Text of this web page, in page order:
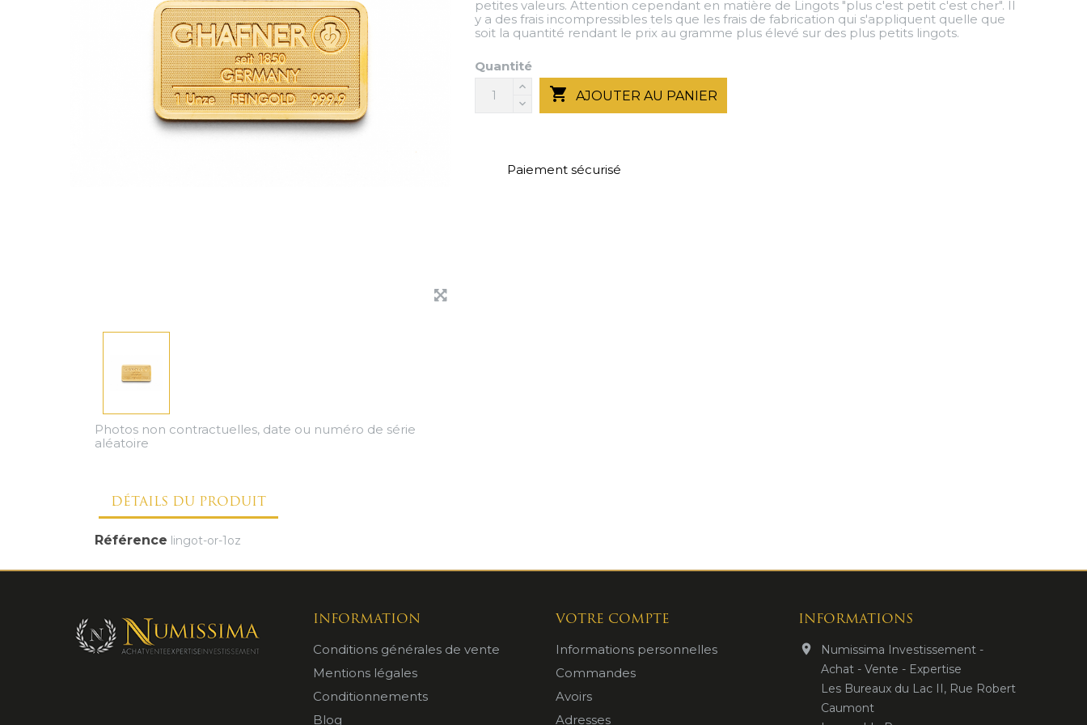
Photos non contractuelles, date ou numéro de série
aléatoire
petites valeurs. Attention cependant en matière de Lingots "plus c'est petit c'est cher". Il
y a des frais incompressibles tels que les frais de fabrication qui s'appliquent quelle que
soit la quantité rendant le prix au gramme plus élevé sur des plus petits lingots.
Quantité
 AJOUTER AU PANIER
Paiement sécurisé
DÉTAILS DU PRODUIT
Référence lingot-or-1oz
INFORMATION
Conditions générales de vente
Mentions légales
Conditionnements
Blog
VOTRE COMPTE
Informations personnelles
Commandes
Avoirs
Adresses
INFORMATIONS

Numissima Investissement -
Achat - Vente - Expertise
Les Bureaux du Lac II, Rue Robert
Caumont